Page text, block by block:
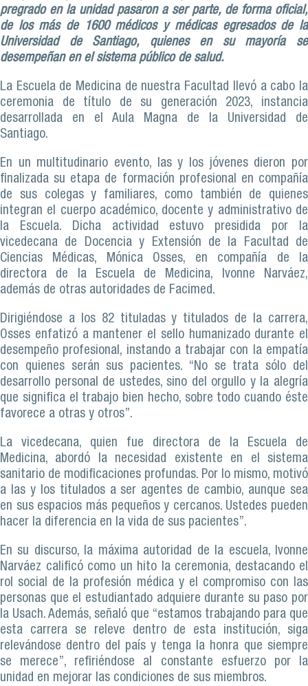
pregrado en la unidad pasaron a ser parte, de forma oficial,
de los más de 1600 médicos y médicas egresados de la
Universidad de Santiago, quienes en su mayoría se
desempeñan en el sistema público de salud.
La Escuela de Medicina de nuestra Facultad llevó a cabo la
ceremonia de título de su generación 2023, instancia
desarrollada en el Aula Magna de la Universidad de
Santiago.
En un multitudinario evento, las y los jóvenes dieron por
finalizada su etapa de formación profesional en compañía
de sus colegas y familiares, como también de quienes
integran el cuerpo académico, docente y administrativo de
la Escuela. Dicha actividad estuvo presidida por la
vicedecana de Docencia y Extensión de la Facultad de
Ciencias Médicas, Mónica Osses, en compañía de la
directora de la Escuela de Medicina, Ivonne Narváez,
además de otras autoridades de Facimed.
Dirigiéndose a los 82 tituladas y titulados de la carrera,
Osses enfatizó a mantener el sello humanizado durante el
desempeño profesional, instando a trabajar con la empatía
con quienes serán sus pacientes. “No se trata sólo del
desarrollo personal de ustedes, sino del orgullo y la alegría
que significa el trabajo bien hecho, sobre todo cuando éste
favorece a otras y otros”.
La vicedecana, quien fue directora de la Escuela de
Medicina, abordó la necesidad existente en el sistema
sanitario de modificaciones profundas. Por lo mismo, motivó
a las y los titulados a ser agentes de cambio, aunque sea
en sus espacios más pequeños y cercanos. Ustedes pueden
hacer la diferencia en la vida de sus pacientes”.
En su discurso, la máxima autoridad de la escuela, Ivonne
Narváez calificó como un hito la ceremonia, destacando el
rol social de la profesión médica y el compromiso con las
personas que el estudiantado adquiere durante su paso por
la Usach. Además, señaló que “estamos trabajando para que
esta carrera se releve dentro de esta institución, siga
relevándose dentro del país y tenga la honra que siempre
se merece”, refiriéndose al constante esfuerzo por la
unidad en mejorar las condiciones de sus miembros.